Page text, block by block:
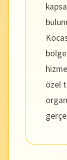
özel